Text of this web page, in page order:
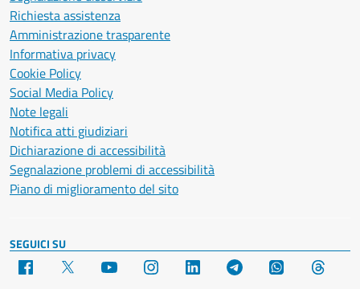
Richiesta assistenza
Amministrazione trasparente
Informativa privacy
Cookie Policy
Social Media Policy
Note legali
Notifica atti giudiziari
Dichiarazione di accessibilità
Segnalazione problemi di accessibilità
Piano di miglioramento del sito
SEGUICI SU
Facebook YouTube Instagram LinkedIn Telegram WhatsApp